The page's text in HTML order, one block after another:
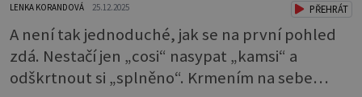
LENKA KORANDOVÁ 25.12.2025 PŘEHRÁT
A není tak jednoduché, jak se na první pohled
zdá. Nestačí jen „cosi“ nasypat „kamsi“ a
odškrtnout si „splněno“. Krmením na sebe